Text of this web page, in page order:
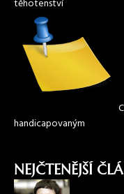
těhotenství
handicapovaným
NEJČTENĚJŠÍ